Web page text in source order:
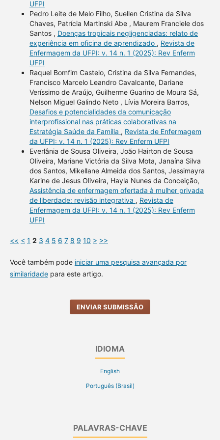
UFPI
Pedro Leite de Melo Filho, Suellen Cristina da Silva
Chaves, Patrícia Martinski Abe , Maurem Franciele dos
Santos , Doenças tropicais negligenciadas: relato de
experiência em oficina de aprendizado , Revista de
Enfermagem da UFPI: v. 14 n. 1 (2025): Rev Enferm
UFPI
Raquel Bomfim Castelo, Cristina da Silva Fernandes,
Francisco Marcelo Leandro Cavalcante, Dariane
Veríssimo de Araújo, Guilherme Guarino de Moura Sá,
Nelson Miguel Galindo Neto , Lívia Moreira Barros,
Desafios e potencialidades da comunicação
interprofissional nas práticas colaborativas na
Estratégia Saúde da Família , Revista de Enfermagem
da UFPI: v. 14 n. 1 (2025): Rev Enferm UFPI
Everlânia de Sousa Oliveira, João Hairton de Sousa
Oliveira, Mariane Victória da Silva Mota, Janaína Silva
dos Santos, Mikellane Almeida dos Santos, Jessimayra
Karine de Jesus Oliveira, Hayla Nunes da Conceição,
Assistência de enfermagem ofertada à mulher privada
de liberdade: revisão integrativa , Revista de
Enfermagem da UFPI: v. 14 n. 1 (2025): Rev Enferm
UFPI
<< < 1 2 3 4 5 6 7 8 9 10 > >>
Você também pode iniciar uma pesquisa avançada por
similaridadepara este artigo.
ENVIAR SUBMISSÃO
IDIOMA
English
Português (Brasil)
PALAVRAS-CHAVE